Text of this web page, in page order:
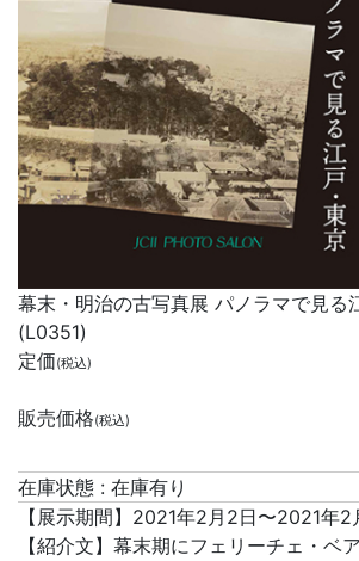
幕末・明治の古写真展 パノラマで見る
(L0351)
定価(税込)
販売価格(税込)
在庫状態 : 在庫有り
【展示期間】2021年2月2日〜2021年2
【紹介文】幕末期にフェリーチェ・ベ